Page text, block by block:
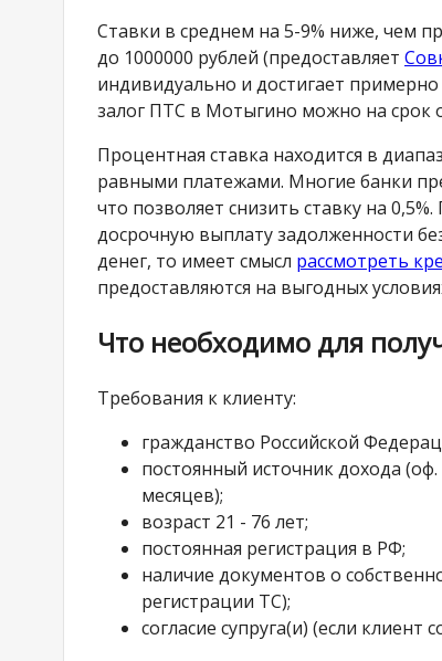
Ставки в среднем на 5-9% ниже, чем
до 1000000 рублей (предоставляет
индивидуально и достигает
залог ПТС в Мотыгино можно на срок
Процентная ставка находится в
равными платежами. Многие банки
что позволяет снизить ставку на
досрочную выплату задолженности
денег, то имеет смысл рассмотреть
предоставляются на выгодных
Что необходимо для
Требования к клиенту:
гражданство Российской
постоянный источник дохода
месяцев);
возраст 21 - 76 лет;
постоянная регистрация в РФ;
наличие документов о
регистрации ТС);
согласие супруга(и) (если клиент